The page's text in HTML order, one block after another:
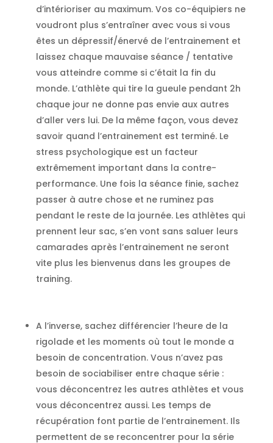
d’intérioriser au maximum. Vos co-équipiers ne
voudront plus s’entraîner avec vous si vous
êtes un dépressif/énervé de l’entrainement et
laissez chaque mauvaise séance / tentative
vous atteindre comme si c’était la fin du
monde. L’athlète qui tire la gueule pendant 2h
chaque jour ne donne pas envie aux autres
d’aller vers lui. De la même façon, vous devez
savoir quand l’entrainement est terminé. Le
stress psychologique est un facteur
extrêmement important dans la contre-
performance. Une fois la séance finie, sachez
passer à autre chose et ne ruminez pas
pendant le reste de la journée. Les athlètes qui
prennent leur sac, s’en vont sans saluer leurs
camarades après l’entrainement ne seront
vite plus les bienvenus dans les groupes de
training.
A l’inverse, sachez différencier l’heure de la
rigolade et les moments où tout le monde a
besoin de concentration. Vous n’avez pas
besoin de sociabiliser entre chaque série :
vous déconcentrez les autres athlètes et vous
vous déconcentrez aussi. Les temps de
récupération font partie de l’entrainement. Ils
permettent de se reconcentrer pour la série